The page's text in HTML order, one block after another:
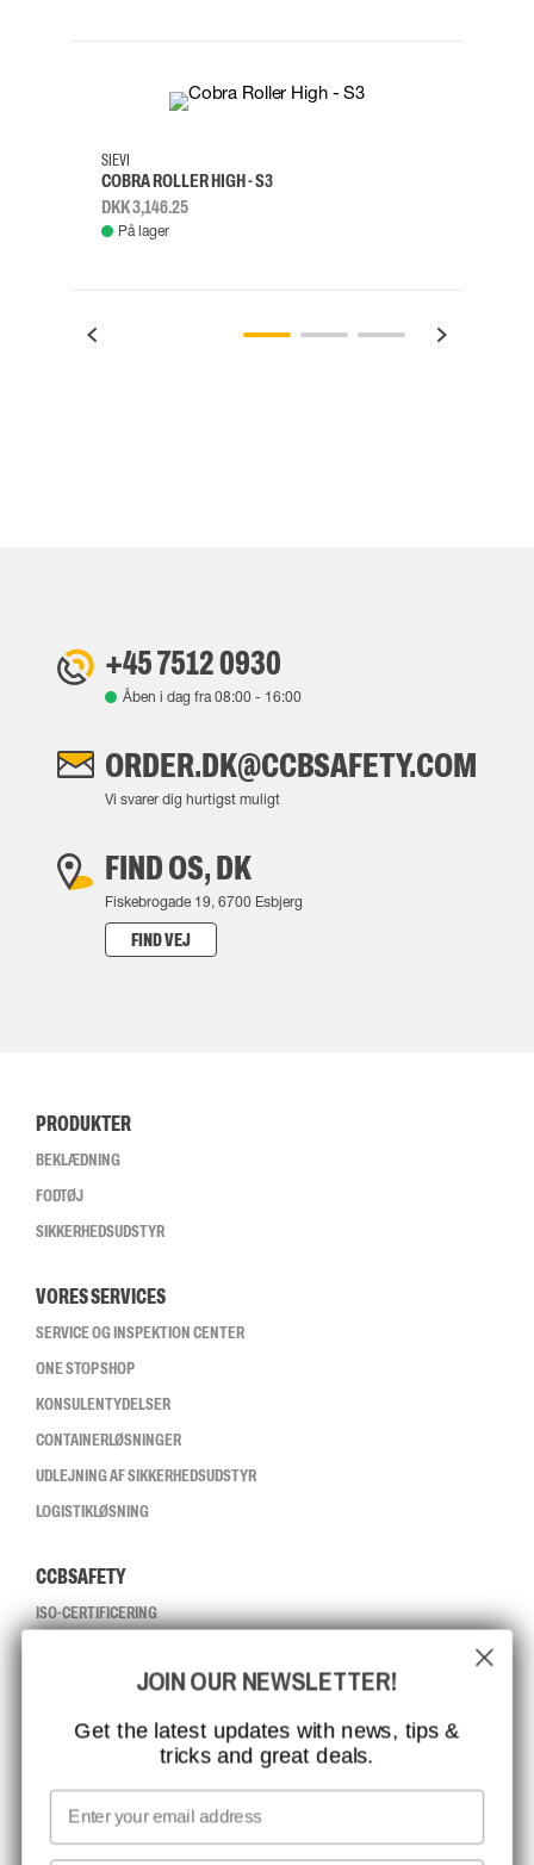
38
SIEVI
COBRA ROLLER HIGH - S3
DKK 3,146.25
På lager
+45 7512 0930
Åben i dag fra08:00 - 16:00
ORDER.DK@CCBSAFETY.COM
Vi svarer dig hurtigst muligt
FIND OS, DK
Fiskebrogade 19, 6700 Esbjerg
FIND VEJ
PRODUKTER
BEKLÆDNING
FODTØJ
SIKKERHEDSUDSTYR
VORES SERVICES
SERVICE OG INSPEKTION CENTER
ONE STOP SHOP
KONSULENTYDELSER
CONTAINERLØSNINGER
UDLEJNING AF SIKKERHEDSUDSTYR
LOGISTIKLØSNING
CCBSAFETY
ISO-CERTIFICERING
MISSION, VISION OG VÆRDIER
KONTAKT
JOB HOS CCBSAFETY
MEDIA
VI TAGER ANSVAR
JOIN OUR NEWSLETTER!
Get the latest updates with news, tips &
tricks and great deals.
Email